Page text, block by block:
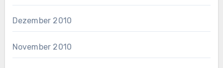
Dezember 2010
November 2010